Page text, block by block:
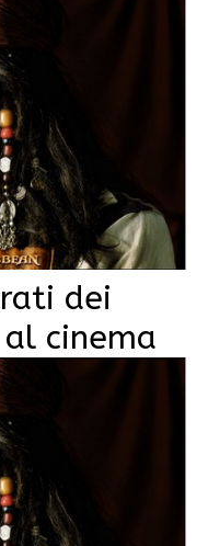
dei
cinema